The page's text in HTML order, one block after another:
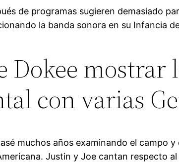
de programas sugieren demasiado
la banda sonora en su Infancia
Dokee mostrar
con varias
muchos años examinando el campo
Justin y Joe cantan respecto